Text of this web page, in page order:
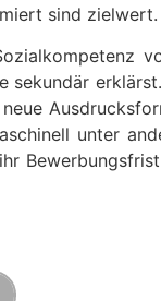
sind zielwert.
unter